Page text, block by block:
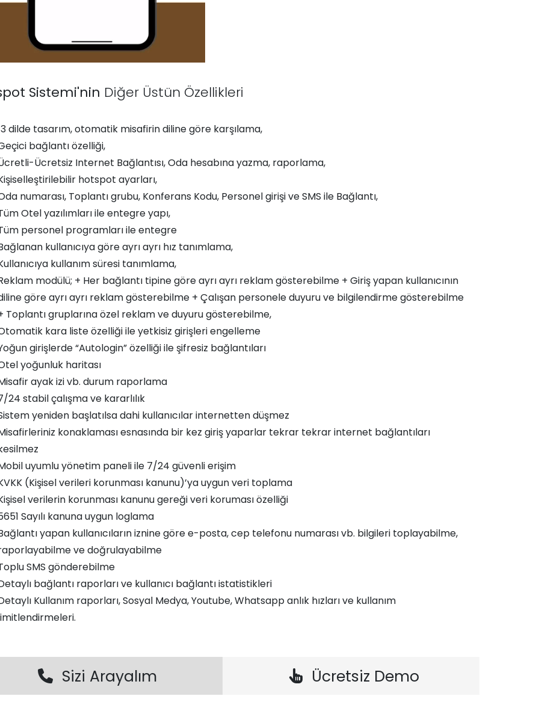
Sistemi'nin Diğer Üstün Özellikleri
dilde tasarım, otomatik misafirin diline göre karşılama,
bağlantı özelliği,
Ücretsiz Internet Bağlantısı, Oda hesabına yazma, raporlama,
hotspot ayarları,
numarası, Toplantı grubu, Konferans Kodu, Personel girişi ve SMS ile Bağlantı,
Otel yazılımları ile entegre yapı,
personel programları ile entegre
kullanıcıya göre ayrı ayrı hız tanımlama,
kullanım süresi tanımlama,
modülü; + Her bağlantı tipine göre ayrı ayrı reklam gösterebilme + Giriş yapan kullanıcının
göre ayrı ayrı reklam gösterebilme + Çalışan personele duyuru ve bilgilendirme gösterebilme
Toplantı gruplarına özel reklam ve duyuru gösterebilme,
kara liste özelliği ile yetkisiz girişleri engelleme
girişlerde “Autologin” özelliği ile şifresiz bağlantıları
yoğunluk haritası
ayak izi vb. durum raporlama
24 stabil çalışma ve kararlılık
yeniden başlatılsa dahi kullanıcılar internetten düşmez
konaklaması esnasında bir kez giriş yaparlar tekrar tekrar internet bağlantıları
uyumlu yönetim paneli ile 7/24 güvenli erişim
(Kişisel verileri korunması kanunu)’ya uygun veri toplama
verilerin korunması kanunu gereği veri koruması özelliği
Sayılı kanuna uygun loglama
yapan kullanıcıların iznine göre e-posta, cep telefonu numarası vb. bilgileri toplayabilme,
ve doğrulayabilme
SMS gönderebilme
bağlantı raporları ve kullanıcı bağlantı istatistikleri
Kullanım raporları, Sosyal Medya, Youtube, Whatsapp anlık hızları ve kullanım
Sizi Arayalım Ücretsiz Demo